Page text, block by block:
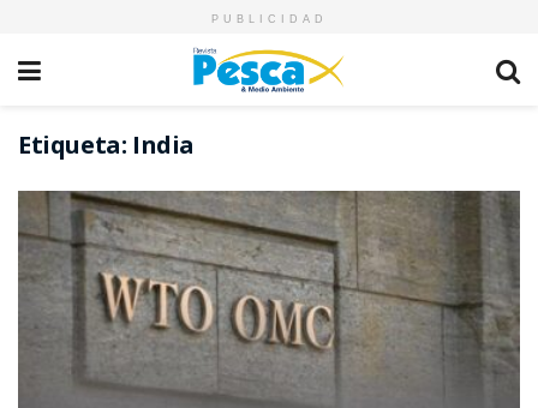
PUBLICIDAD
Etiqueta: India